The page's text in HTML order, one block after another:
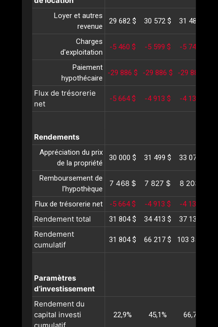
Loyer et autres
revenue
29 682 $ 30 572 $ 31 489 $
Charges
d'exploitation
-5 460 $ -5 599 $ -5 743 $
Paiement
hypothécaire
-29 886 $ -29 886 $ -29 886 $
Flux de trésorerie
net
-5 664 $ -4 913 $ -4 139 $
Rendements
Appréciation du prix
de la propriété
30 000 $ 31 499 $ 33 075 $
Remboursement de
l’hypothèque
7 468 $ 7 827 $ 8 203 $
Flux de trésorerie net -5 664 $ -4 913 $ -4 139 $
Rendement total 31 804 $ 34 413 $ 37 138 $
Rendement
cumulatif
31 804 $ 66 217 $ 103 356 $
Paramètres
d’investissement
Rendement du
capital investi
22,9% 45,1% 66,7%